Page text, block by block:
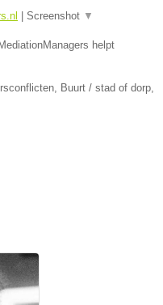
Screenshot ▼
helpt
Buurt / stad of dorp,